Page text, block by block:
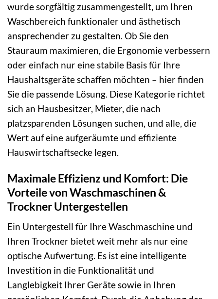
wurde sorgfältig zusammengestellt, um Ihren
Waschbereich funktionaler und ästhetisch
ansprechender zu gestalten. Ob Sie den
Stauraum maximieren, die Ergonomie verbessern
oder einfach nur eine stabile Basis für Ihre
Haushaltsgeräte schaffen möchten – hier finden
Sie die passende Lösung. Diese Kategorie richtet
sich an Hausbesitzer, Mieter, die nach
platzsparenden Lösungen suchen, und alle, die
Wert auf eine aufgeräumte und effiziente
Hauswirtschaftsecke legen.
Maximale Effizienz und Komfort: Die
Vorteile von Waschmaschinen &
Trockner Untergestellen
Ein Untergestell für Ihre Waschmaschine und
Ihren Trockner bietet weit mehr als nur eine
optische Aufwertung. Es ist eine intelligente
Investition in die Funktionalität und
Langlebigkeit Ihrer Geräte sowie in Ihren